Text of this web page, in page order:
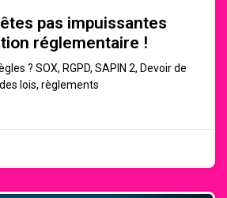
pas impuissantes
réglementaire !
? SOX, RGPD, SAPIN 2, Devoir de
lois, règlements